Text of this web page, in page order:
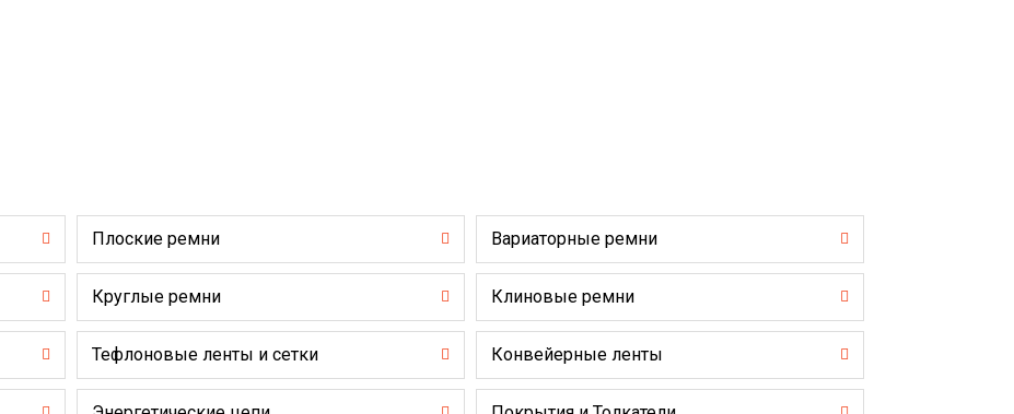
Плоские ремни Вариаторные ремни
Круглые ремни Клиновые ремни
Тефлоновые ленты и сетки Конвейерные ленты